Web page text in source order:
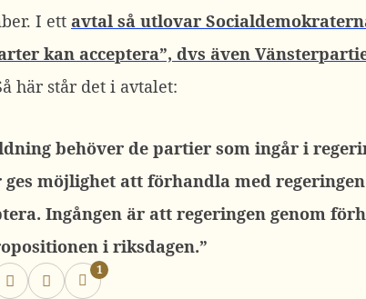
I ett avtal så utlovar
kan acceptera”, dvs även
här står det i avtalet:
behöver de partier som ingår i
möjlighet att förhandla med
Ingången är att regeringen genom
i riksdagen.”
1